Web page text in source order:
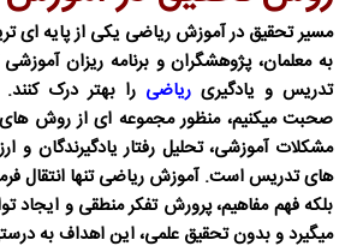
مسیر تحقیق در آموزش ریاضی یکی از پایه ای
به معلمان، پژوهشگران و برنامه ریزان
تدریس و یادگیری ریاضی را بهتر درک
صحبت میکنیم، منظور مجموعه ای از روش
مشکلات آموزشی، تحلیل رفتار یادگیرندگان و
های تدریس است. آموزش ریاضی تنها انتقال
بلکه فهم مفاهیم، پرورش تفکر منطقی و ایجاد
میگیرد و بدون تحقیق علمی، این اهداف به